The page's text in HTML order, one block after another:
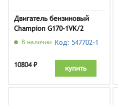
Двигатель бензиновый
Champion G170-1VK/2
В наличии Код: 547702-1
10804 ₽ купить